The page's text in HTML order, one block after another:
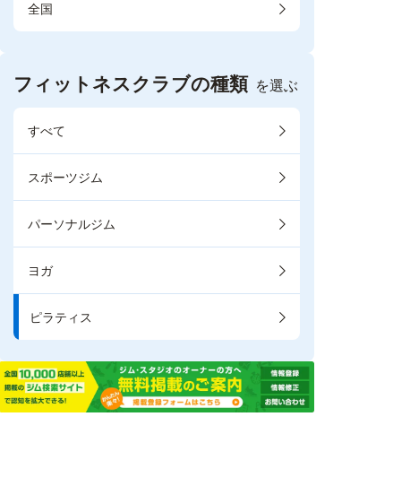
全国
フィットネスクラブの種類 を選ぶ
すべて
スポーツジム
パーソナルジム
ヨガ
ピラティス